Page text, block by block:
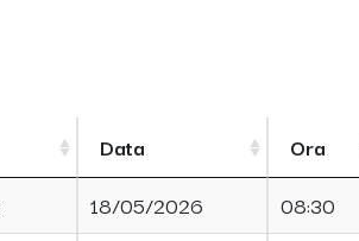
Data
Ora
18/05/2026
08:30